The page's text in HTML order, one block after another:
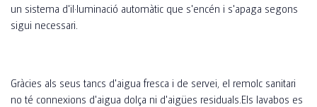
un sistema d'il·luminació automàtic que s'encén i s'apaga segons
sigui necessari.
Gràcies als seus tancs d'aigua fresca i de servei, el remolc sanitari
no té connexions d'aigua dolça ni d'aigües residuals.Els lavabos es